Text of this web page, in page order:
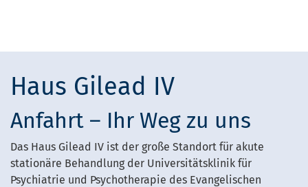
Haus Gilead IV
Anfahrt – Ihr Weg zu uns
Das Haus Gilead IV ist der große Standort für akute
stationäre Behandlung der Universitätsklinik für
Psychiatrie und Psychotherapie des Evangelischen